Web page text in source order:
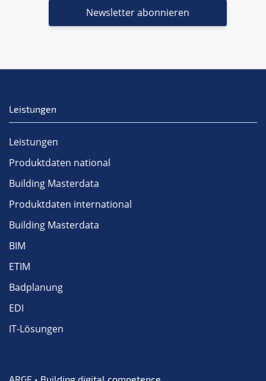
Newsletter abonnieren
Leistungen
Leistungen
Produktdaten national
Building Masterdata
Produktdaten international
Building Masterdata
BIM
ETIM
Badplanung
EDI
IT-Lösungen